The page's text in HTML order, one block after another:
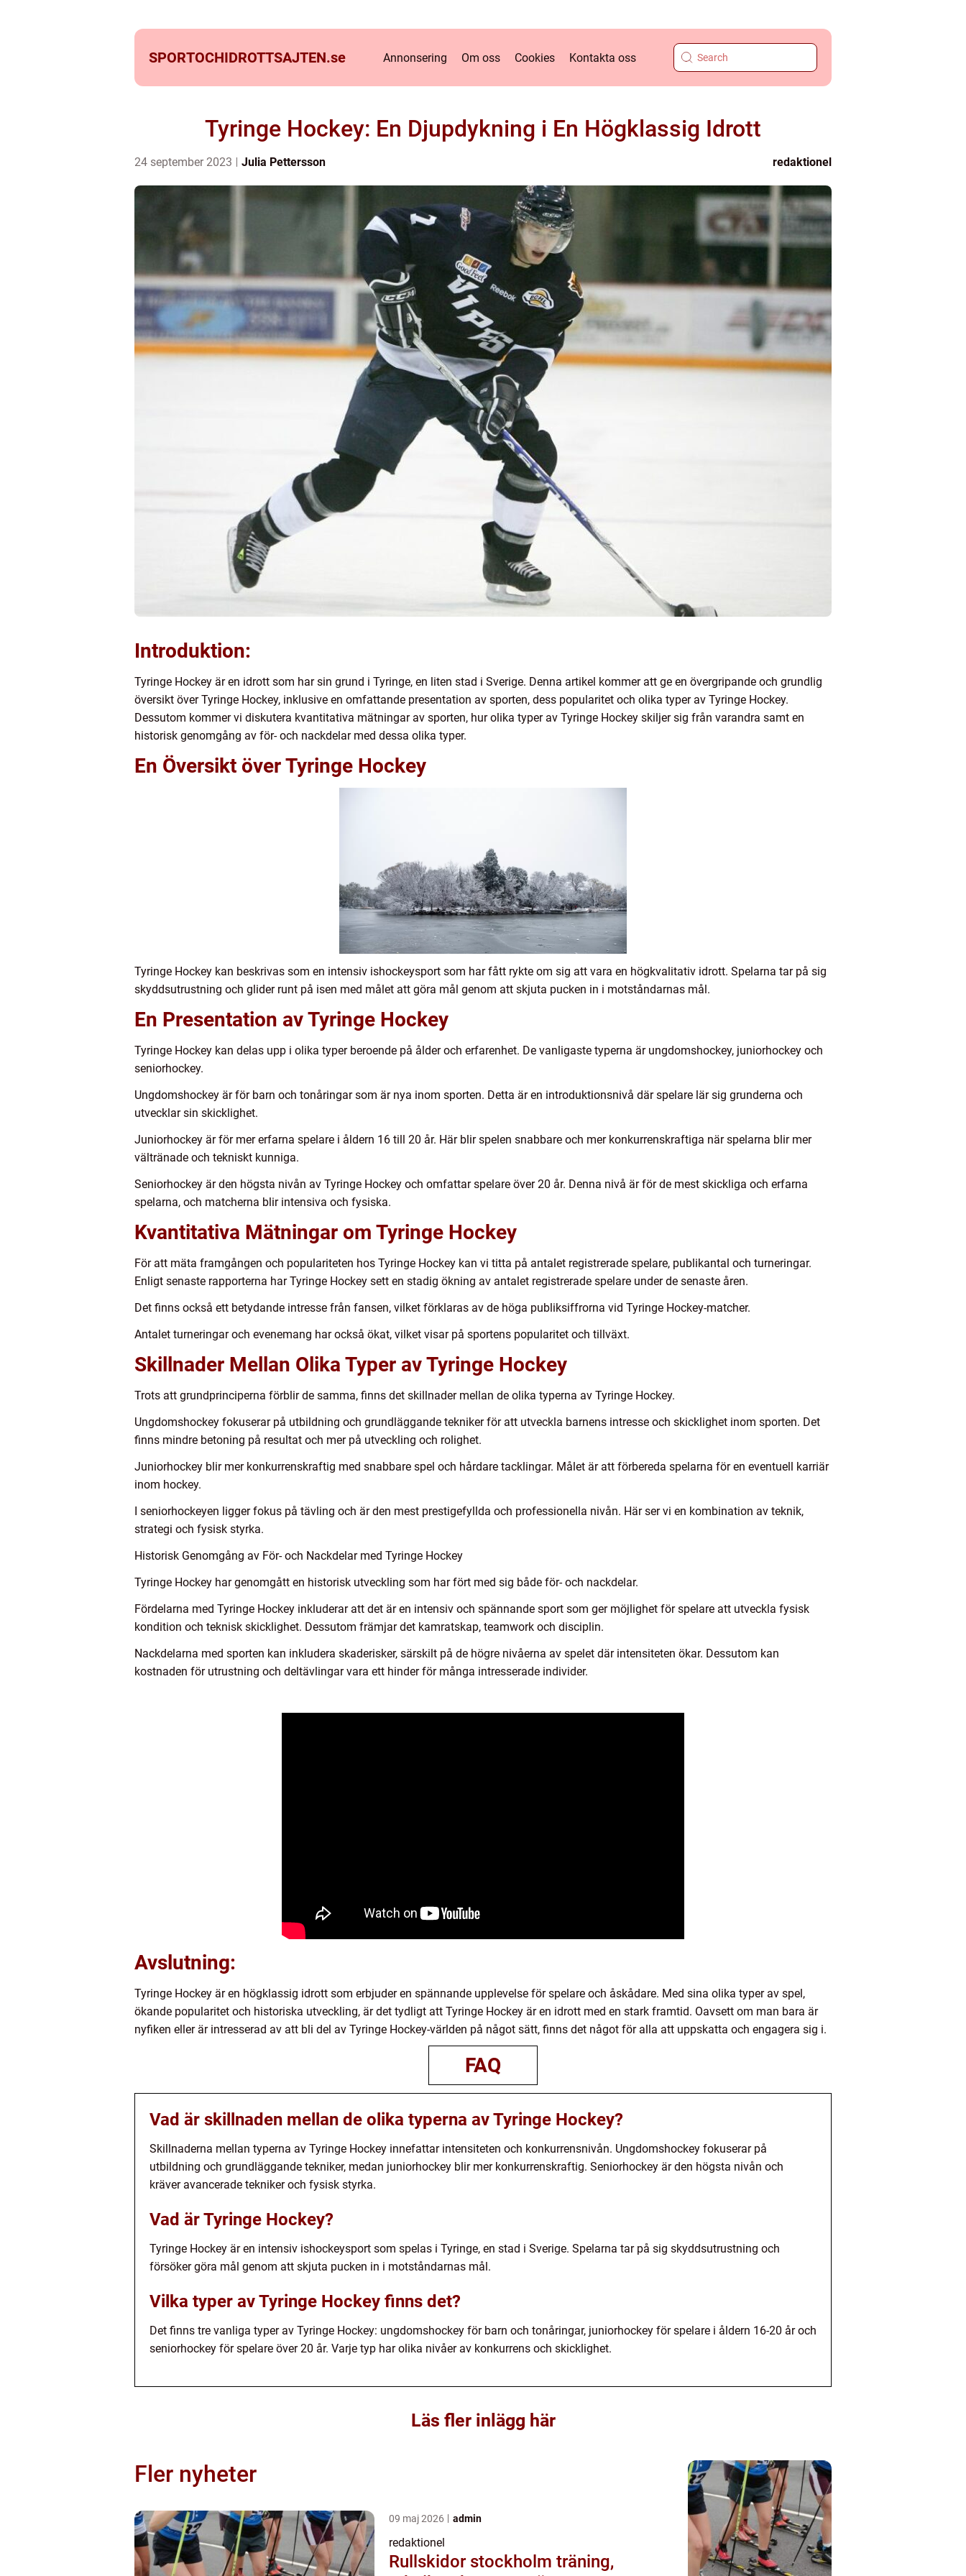
SPORTOCHIDROTTSAJTEN.se Annonsering Om oss Cookies Kontakta oss
Tyringe Hockey: En Djupdykning i En Högklassig Idrott
24 september 2023 Julia Pettersson redaktionel
Introduktion:
Tyringe Hockey är en idrott som har sin grund i Tyringe, en liten stad i Sverige. Denna artikel kommer att ge en övergripande och grundlig
översikt över Tyringe Hockey, inklusive en omfattande presentation av sporten, dess popularitet och olika typer av Tyringe Hockey.
Dessutom kommer vi diskutera kvantitativa mätningar av sporten, hur olika typer av Tyringe Hockey skiljer sig från varandra samt en
historisk genomgång av för- och nackdelar med dessa olika typer.
En Översikt över Tyringe Hockey
Tyringe Hockey kan beskrivas som en intensiv ishockeysport som har fått rykte om sig att vara en högkvalitativ idrott. Spelarna tar på sig
skyddsutrustning och glider runt på isen med målet att göra mål genom att skjuta pucken in i motståndarnas mål.
En Presentation av Tyringe Hockey
Tyringe Hockey kan delas upp i olika typer beroende på ålder och erfarenhet. De vanligaste typerna är ungdomshockey, juniorhockey och
seniorhockey.
Ungdomshockey är för barn och tonåringar som är nya inom sporten. Detta är en introduktionsnivå där spelare lär sig grunderna och
utvecklar sin skicklighet.
Juniorhockey är för mer erfarna spelare i åldern 16 till 20 år. Här blir spelen snabbare och mer konkurrenskraftiga när spelarna blir mer
vältränade och tekniskt kunniga.
Seniorhockey är den högsta nivån av Tyringe Hockey och omfattar spelare över 20 år. Denna nivå är för de mest skickliga och erfarna
spelarna, och matcherna blir intensiva och fysiska.
Kvantitativa Mätningar om Tyringe Hockey
För att mäta framgången och populariteten hos Tyringe Hockey kan vi titta på antalet registrerade spelare, publikantal och turneringar.
Enligt senaste rapporterna har Tyringe Hockey sett en stadig ökning av antalet registrerade spelare under de senaste åren.
Det finns också ett betydande intresse från fansen, vilket förklaras av de höga publiksiffrorna vid Tyringe Hockey-matcher.
Antalet turneringar och evenemang har också ökat, vilket visar på sportens popularitet och tillväxt.
Skillnader Mellan Olika Typer av Tyringe Hockey
Trots att grundprinciperna förblir de samma, finns det skillnader mellan de olika typerna av Tyringe Hockey.
Ungdomshockey fokuserar på utbildning och grundläggande tekniker för att utveckla barnens intresse och skicklighet inom sporten. Det
finns mindre betoning på resultat och mer på utveckling och rolighet.
Juniorhockey blir mer konkurrenskraftig med snabbare spel och hårdare tacklingar. Målet är att förbereda spelarna för en eventuell karriär
inom hockey.
I seniorhockeyen ligger fokus på tävling och är den mest prestigefyllda och professionella nivån. Här ser vi en kombination av teknik,
strategi och fysisk styrka.
Historisk Genomgång av För- och Nackdelar med Tyringe Hockey
Tyringe Hockey har genomgått en historisk utveckling som har fört med sig både för- och nackdelar.
Fördelarna med Tyringe Hockey inkluderar att det är en intensiv och spännande sport som ger möjlighet för spelare att utveckla fysisk
kondition och teknisk skicklighet. Dessutom främjar det kamratskap, teamwork och disciplin.
Nackdelarna med sporten kan inkludera skaderisker, särskilt på de högre nivåerna av spelet där intensiteten ökar. Dessutom kan
kostnaden för utrustning och deltävlingar vara ett hinder för många intresserade individer.
Avslutning:
Tyringe Hockey är en högklassig idrott som erbjuder en spännande upplevelse för spelare och åskådare. Med sina olika typer av spel,
ökande popularitet och historiska utveckling, är det tydligt att Tyringe Hockey är en idrott med en stark framtid. Oavsett om man bara är
nyfiken eller är intresserad av att bli del av Tyringe Hockey-världen på något sätt, finns det något för alla att uppskatta och engagera sig i.
FAQ
Vad är skillnaden mellan de olika typerna av Tyringe Hockey?
Skillnaderna mellan typerna av Tyringe Hockey innefattar intensiteten och konkurrensnivån. Ungdomshockey fokuserar på
utbildning och grundläggande tekniker, medan juniorhockey blir mer konkurrenskraftig. Seniorhockey är den högsta nivån och
kräver avancerade tekniker och fysisk styrka.
Vad är Tyringe Hockey?
Tyringe Hockey är en intensiv ishockeysport som spelas i Tyringe, en stad i Sverige. Spelarna tar på sig skyddsutrustning och
försöker göra mål genom att skjuta pucken in i motståndarnas mål.
Vilka typer av Tyringe Hockey finns det?
Det finns tre vanliga typer av Tyringe Hockey: ungdomshockey för barn och tonåringar, juniorhockey för spelare i åldern 16-20 år och
seniorhockey för spelare över 20 år. Varje typ har olika nivåer av konkurrens och skicklighet.
Läs fler inlägg här
Fler nyheter
09 maj 2026 admin
redaktionel
Rullskidor stockholm träning,